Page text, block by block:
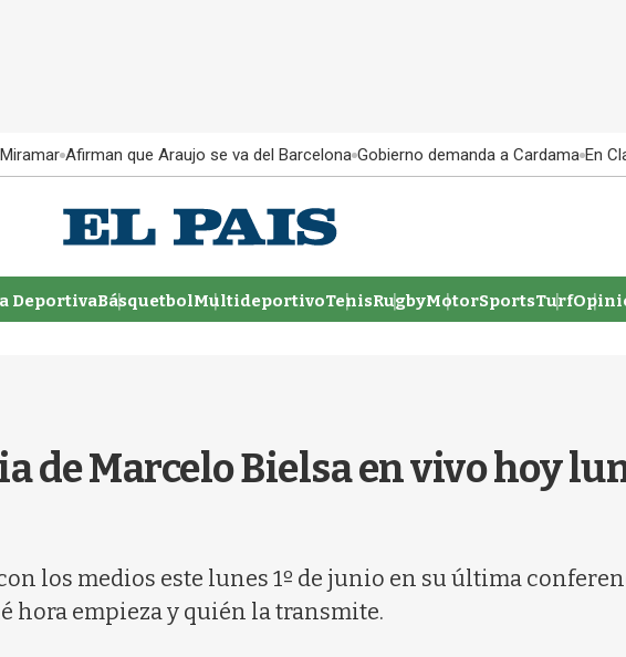
Afirman que Araujo se va del Barcelona Gobierno demanda a Cardama En
DeportivaBásquetbolMultideportivoTenisRugbyMotorSportsTurf
de Marcelo Bielsa en vivo hoy
los medios este lunes 1º de junio en su última
hora empieza y quién la transmite.